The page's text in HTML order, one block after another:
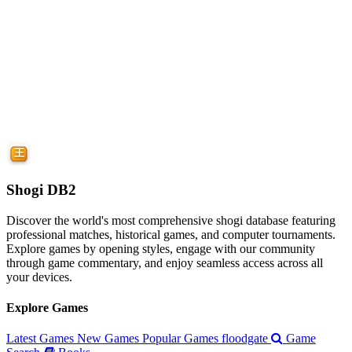
Shogi DB2
Discover the world's most comprehensive shogi database featuring
professional matches, historical games, and computer tournaments.
Explore games by opening styles, engage with our community
through game commentary, and enjoy seamless access across all
your devices.
Explore Games
Latest Games New Games Popular Games floodgate
Game